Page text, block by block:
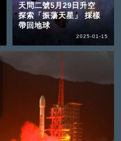
天問二號5月29日升空
探索「振蕩天星」 採樣
帶回地球
2025-01-15